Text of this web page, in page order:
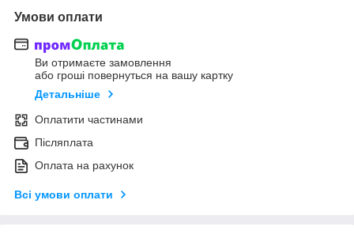
Умови оплати
Ви отримаєте замовлення
або гроші повернуться на вашу картку
Детальніше
Оплатити частинами
Післяплата
Оплата на рахунок
Всі умови оплати